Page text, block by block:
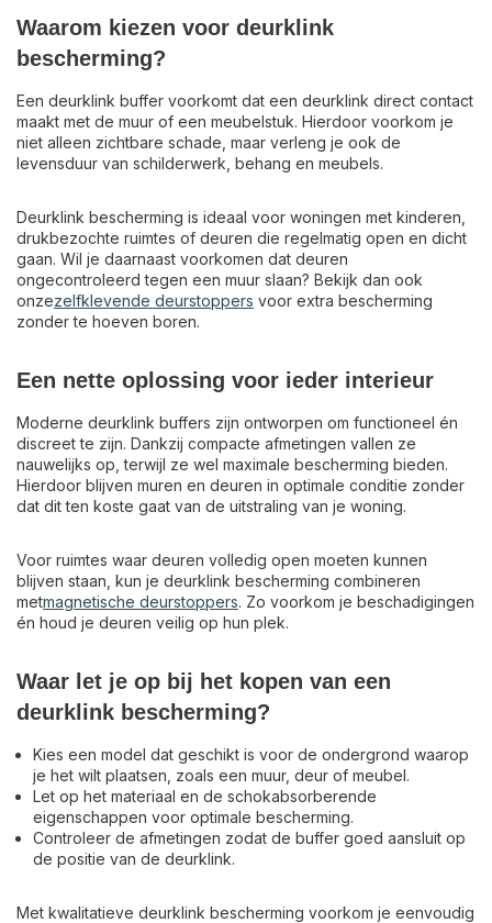
Waarom kiezen voor deurklink
bescherming?
Een deurklink buffer voorkomt dat een deurklink direct contact
maakt met de muur of een meubelstuk. Hierdoor voorkom je
niet alleen zichtbare schade, maar verleng je ook de
levensduur van schilderwerk, behang en meubels.
Deurklink bescherming is ideaal voor woningen met kinderen,
drukbezochte ruimtes of deuren die regelmatig open en dicht
gaan. Wil je daarnaast voorkomen dat deuren
ongecontroleerd tegen een muur slaan? Bekijk dan ook
onzezelfklevende deurstoppers voor extra bescherming
zonder te hoeven boren.
Een nette oplossing voor ieder interieur
Moderne deurklink buffers zijn ontworpen om functioneel én
discreet te zijn. Dankzij compacte afmetingen vallen ze
nauwelijks op, terwijl ze wel maximale bescherming bieden.
Hierdoor blijven muren en deuren in optimale conditie zonder
dat dit ten koste gaat van de uitstraling van je woning.
Voor ruimtes waar deuren volledig open moeten kunnen
blijven staan, kun je deurklink bescherming combineren
metmagnetische deurstoppers. Zo voorkom je beschadigingen
én houd je deuren veilig op hun plek.
Waar let je op bij het kopen van een
deurklink bescherming?
Kies een model dat geschikt is voor de ondergrond waarop
je het wilt plaatsen, zoals een muur, deur of meubel.
Let op het materiaal en de schokabsorberende
eigenschappen voor optimale bescherming.
Controleer de afmetingen zodat de buffer goed aansluit op
de positie van de deurklink.
Met kwalitatieve deurklink bescherming voorkom je eenvoudig